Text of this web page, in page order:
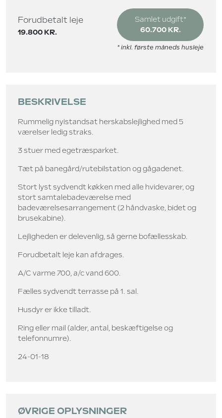
Forudbetalt leje
19.800 KR.
Samlet udgift*
60.700 KR.
* inkl. første måneds husleje
BESKRIVELSE
Rummelig nyistandsat herskabslejlighed med 5
værelser ledig straks.
3 stuer med egetræsparket.
Tæt på banegård/rutebilstation og gågadenet.
Stort lyst sydvendt køkken med alle hvidevarer, og
stort samtalebadeværelse med
badeværelsesarrangement (2 håndvaske, bidet og
brusekabine).
Lejligheden er delevenlig, så gerne bofællesskab.
Forudbetalt leje kan afdrages.
A/C varme 700, a/c vand 600.
Fælles sydvendt terrasse på 1. sal.
Husdyr er ikke tilladt.
Ring eller mail (alder, antal, beskæftigelse og
telefonnumre).
24-01-18
ØVRIGE OPLYSNINGER